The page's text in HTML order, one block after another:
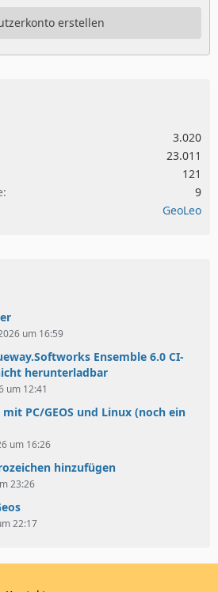
erstellen
3.020
23.011
121
9
GeoLeo
um 16:59
Ensemble 6.0 CI-
herunterladbar
um 12:41
PC/GEOS und Linux (noch ein
um 16:26
hinzufügen
23:26
22:17